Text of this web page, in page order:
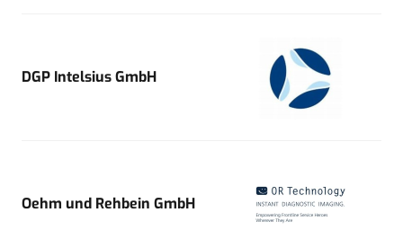
DGP Intelsius GmbH
Oehm und Rehbein GmbH